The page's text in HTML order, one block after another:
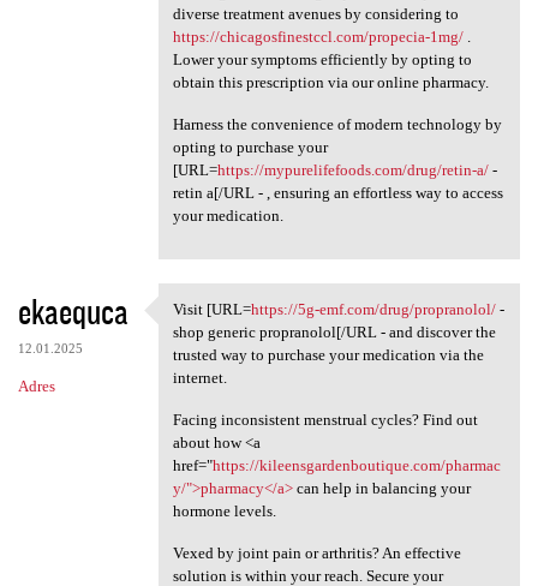
diverse treatment avenues by considering to
https://chicagosfinestccl.com/propecia-1mg/.
Lower your symptoms efficiently by opting to
obtain this prescription via our online pharmacy.
Harness the convenience of modern technology by
opting to purchase your
[URL=https://mypurelifefoods.com/drug/retin-a/-
retin a[/URL - , ensuring an effortless way to access
your medication.
ekaequca
12.01.2025
Adres
Visit [URL=https://5g-emf.com
Visit [URL=https://5g-emf.com/drug/propranolol/-
shop generic propranolol[/URL - and discover the
trusted way to purchase your medication via the
internet.
Facing inconsistent menstrual cycles? Find out
about how <a
href="https://kileensgardenboutique.com/pharmac
y/">pharmacy</a>can help in balancing your
hormone levels.
Vexed by joint pain or arthritis? An effective
solution is within your reach. Secure your